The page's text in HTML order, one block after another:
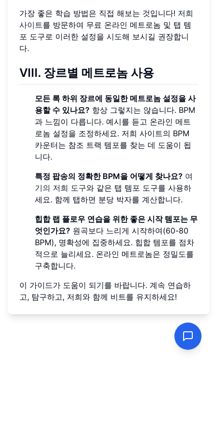
가장 좋은 학습 방법은 직접 해보는 것입니다! 저희
사이트를 방문하여 무료 온라인 메트로놈 및 탭 템
포 도구로 이러한 설정을 시도해 보시길 권장합니
다.
VIII. 장르별 메트로놈 사용
모든 록 하위 장르에 동일한 메트로놈 설정을 사
용할 수 있나요? 항상 그렇지는 않습니다. BPM
과 느낌이 다릅니다. 예시를 듣고 온라인 메트
로놈 설정을 조정하세요. 저희 사이트의 BPM
카운터는 참조 트랙 템포를 찾는 데 도움이 됩
니다.
특정 팝송의 정확한 BPM을 어떻게 찾나요? 여
기의 저희 도구와 같은 탭 템포 도구를 사용하
세요. 함께 탭하면 분당 박자를 계산합니다.
힙합 랩 플로우 연습을 위한 좋은 시작 템포는 무
엇인가요? 원곡보다 느리게 시작하여(60-80
BPM), 명확성에 집중하세요. 힙합 템포를 점차
적으로 늘리세요. 온라인 메트로놈은 정밀도를
구축합니다.
이 가이드가 도움이 되기를 바랍니다. 계속 연습하
고, 탐구하고, 저희와 함께 비트를 유지하세요!